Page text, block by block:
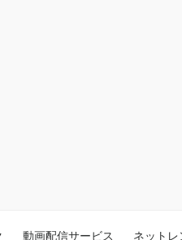
動画配信サービス ネットレ